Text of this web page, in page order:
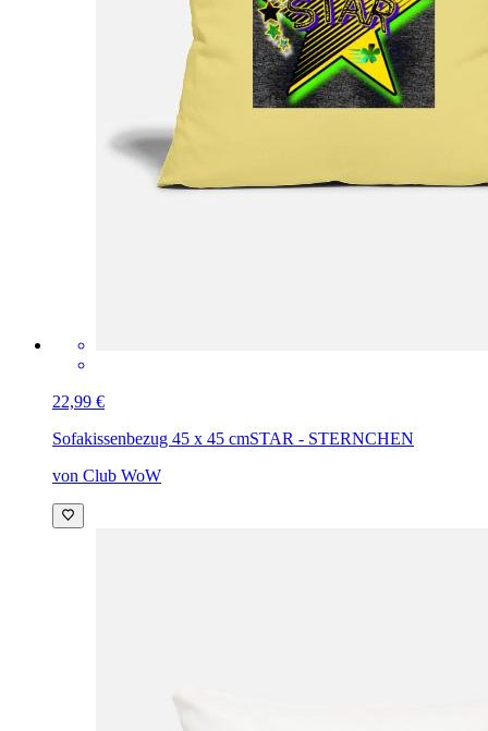
22,99 €
Sofakissenbezug 45 x 45 cmSTAR - STERNCHEN
von Club WoW